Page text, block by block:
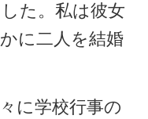
た。私は彼女
に二人を結婚
に学校行事の